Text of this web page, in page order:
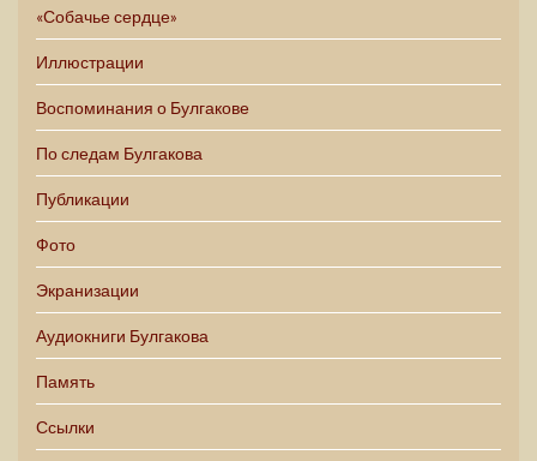
«Собачье сердце»
Иллюстрации
Воспоминания о Булгакове
По следам Булгакова
Публикации
Фото
Экранизации
Аудиокниги Булгакова
Память
Ссылки